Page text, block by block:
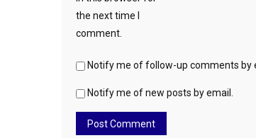
the next time I
comment.
Notify me of follow-up comments by
Notify me of new posts by email.